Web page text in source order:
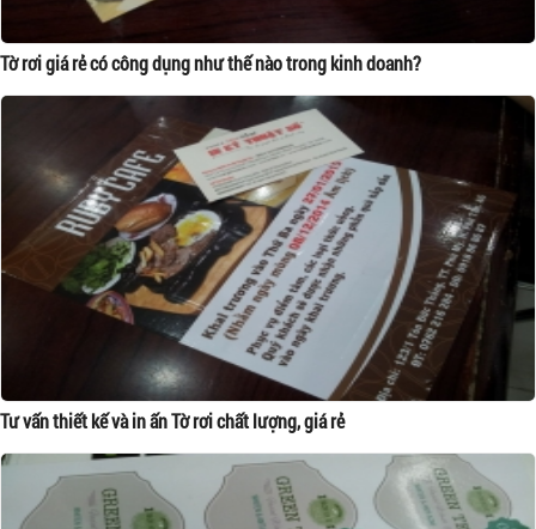
Tờ rơi giá rẻ có công dụng như thế nào trong kinh doanh?
Tư vấn thiết kế và in ấn Tờ rơi chất lượng, giá rẻ